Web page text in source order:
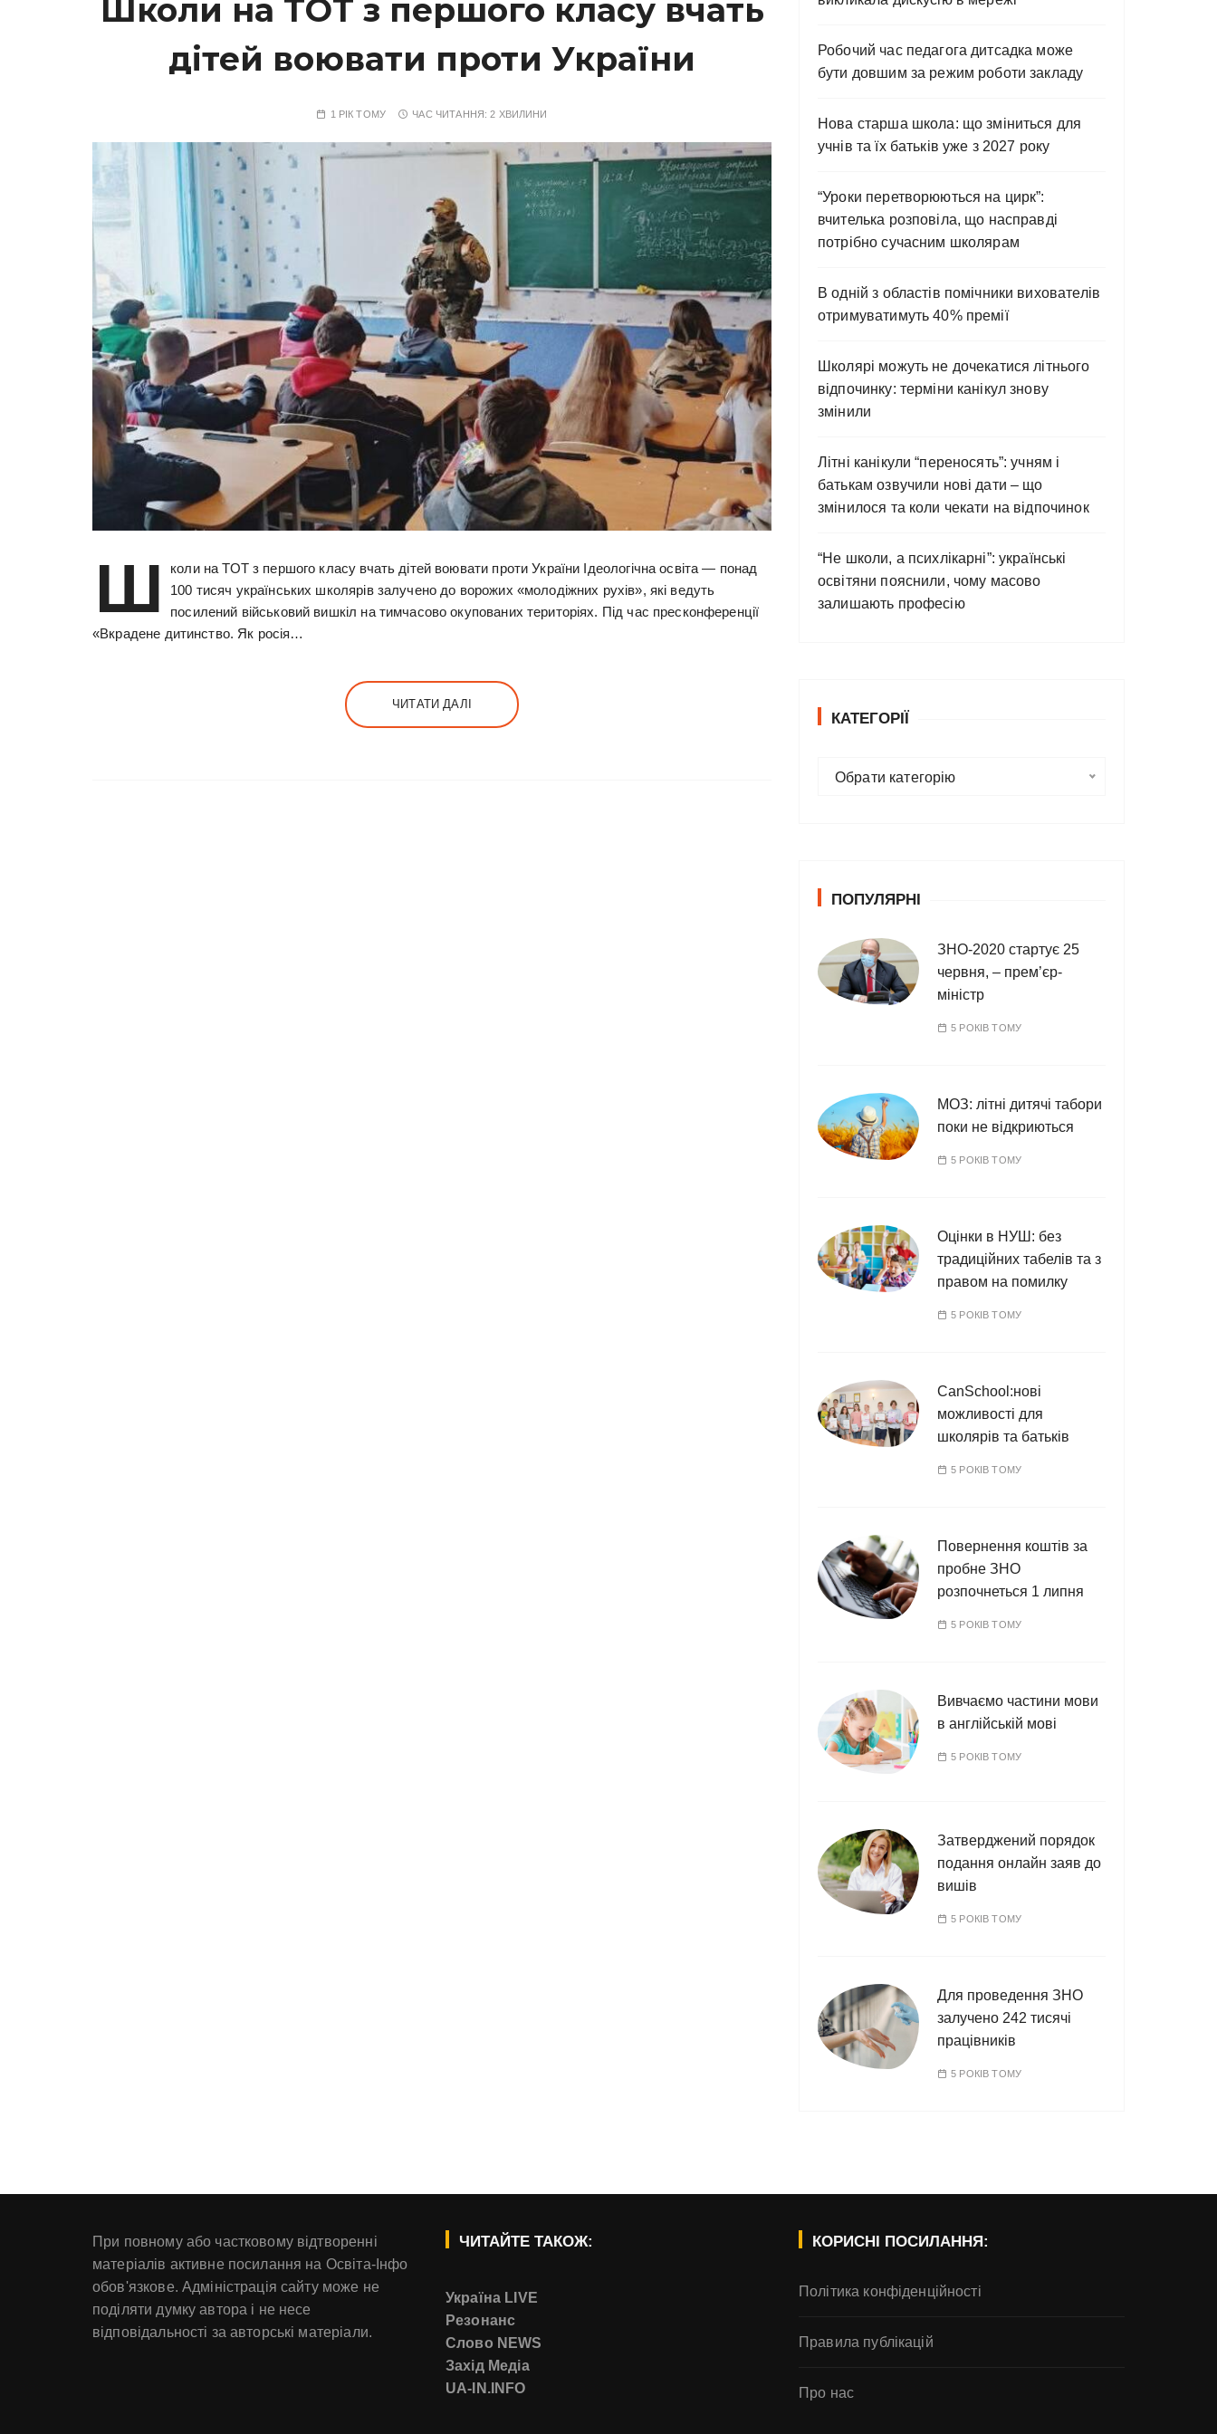
Школи на ТОТ з першого класу вчать
дітей воювати проти України
1 РІК ТОМУ ЧАС ЧИТАННЯ:2 ХВИЛИНИ
Ш
коли на ТОТ з першого класу вчать дітей воювати проти України Ідеологічна освіта — понад
100 тисяч українських школярів залучено до ворожих «молодіжних рухів», які ведуть
посилений військовий вишкіл на тимчасово окупованих територіях. Під час пресконференції
«Вкрадене дитинство. Як росія…
ЧИТАТИ ДАЛІ
Робочий час педагога дитсадка може
бути довшим за режим роботи закладу
Нова старша школа: що зміниться для
учнів та їх батьків уже з 2027 року
“Уроки перетворюються на цирк”:
вчителька розповіла, що насправді
потрібно сучасним школярам
В одній з областів помічники вихователів
отримуватимуть 40% премії
Школярі можуть не дочекатися літнього
відпочинку: терміни канікул знову
змінили
Літні канікули “переносять”: учням і
батькам озвучили нові дати – що
змінилося та коли чекати на відпочинок
“Не школи, а психлікарні”: українські
освітяни пояснили, чому масово
залишають професію
КАТЕГОРІЇ
р
Обрати категорію
ПОПУЛЯРНІ
ЗНО-2020 стартує 25
червня, – прем’єр-
міністр
5 РОКІВ ТОМУ
МОЗ: літні дитячі табори
поки не відкриються
5 РОКІВ ТОМУ
Оцінки в НУШ: без
традиційних табелів та з
правом на помилку
5 РОКІВ ТОМУ
CanSchool:нові
можливості для
школярів та батьків
5 РОКІВ ТОМУ
Повернення коштів за
пробне ЗНО
розпочнеться 1 липня
5 РОКІВ ТОМУ
Вивчаємо частини мови
в англійській мові
5 РОКІВ ТОМУ
Затверджений порядок
подання онлайн заяв до
вишів
5 РОКІВ ТОМУ
Для проведення ЗНО
залучено 242 тисячі
працівників
5 РОКІВ ТОМУ
При повному або частковому відтворенні
матеріалів активне посилання на Освіта-Інфо
обов'язкове. Адміністрація сайту може не
поділяти думку автора і не несе
відповідальності за авторські матеріали.
ЧИТАЙТЕ ТАКОЖ:
Україна LIVE
Резонанс
Слово NEWS
Захід Медіа
UA-IN.INFO
КОРИСНІ ПОСИЛАННЯ:
Політика конфіденційності
Правила публікацій
Про нас